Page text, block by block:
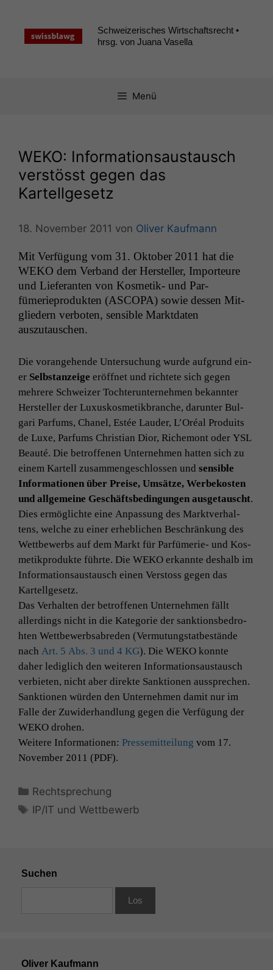
springen
Schweizerisches Wirtschaftsrecht •
hrsg. von Juana Vasella
Menü
WEKO: Informationsaustausch
verstösst gegen das
Kartellgesetz
18. November 2011 von Oliver Kaufmann
Mit Ver­fü­gung vom 31. Okto­ber 2011 hat die
WEKO dem Ver­band der Her­steller, Impor­teure
und Liefer­an­ten von Kos­metik- und Par­
fümeriepro­duk­ten (ASCOPA) sowie dessen Mit­
gliedern ver­boten, sen­si­ble Mark­t­dat­en
auszutauschen.
Die vor­ange­hende Unter­suchung wurde auf­grund ein­
er Selb­stanzeige eröffnet und richtete sich gegen
mehrere Schweiz­er Tochterun­ternehmen bekan­nter
Her­steller der Luxu­skos­metik­branche, darunter Bul­
gari Par­fums, Chanel, Estée Laud­er, L’Oréal Pro­duits
de Luxe, Par­fums Chris­t­ian Dior, Richemont oder YSL
Beauté. Die betrof­fe­nen Unternehmen hat­ten sich zu
einem Kartell zusam­mengeschlossen und sen­si­ble
Infor­ma­tio­nen über Preise, Umsätze, Wer­bekosten
und all­ge­meine Geschäfts­be­din­gun­gen aus­ge­tauscht.
Dies ermöglichte eine Anpas­sung des Mark­tver­hal­
tens, welche zu ein­er erhe­blichen Beschränkung des
Wet­tbe­werbs auf dem Markt für Par­fümerie- und Kos­
metikpro­duk­te führte. Die WEKO erkan­nte deshalb im
Infor­ma­tion­saus­tausch einen Ver­stoss gegen das
Kartellgesetz.
Das Ver­hal­ten der betrof­fe­nen Unternehmen fällt
allerd­ings nicht in die Kat­e­gorie der sank­tions­bedro­
ht­en Wet­tbe­werb­sabre­den (Ver­mu­tungstatbestände
nach Art. 5 Abs. 3 und 4 KG). Die WEKO kon­nte
daher lediglich den weit­eren Infor­ma­tion­saus­tausch
ver­bi­eten, nicht aber direk­te Sank­tio­nen aussprechen.
Sank­tio­nen wür­den den Unternehmen damit nur im
Falle der Zuwider­hand­lung gegen die Ver­fü­gung der
WEKO drohen.
Weit­ere Infor­ma­tio­nen: Pressemit­teilung vom 17.
Novem­ber 2011 (PDF).
Kategorien
Rechtsprechung
Schlagwörter
IP/IT und Wettbewerb
Suchen
Oliver Kaufmann